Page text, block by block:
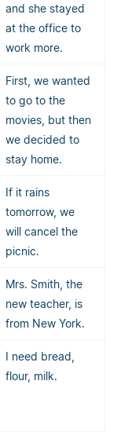
and she stayed
at the office to
work more.
First, we wanted
to go to the
movies, but then
we decided to
stay home.
If it rains
tomorrow, we
will cancel the
picnic.
Mrs. Smith, the
new teacher, is
from New York.
I need bread,
flour, milk.